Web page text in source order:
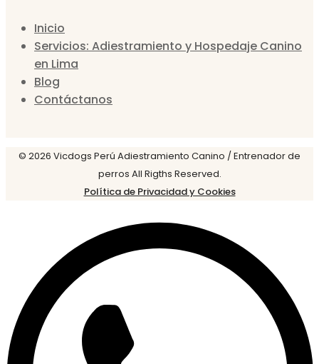
Inicio
Servicios: Adiestramiento y Hospedaje Canino
en Lima
Blog
Contáctanos
© 2026 Vicdogs Perú Adiestramiento Canino / Entrenador de
perros All Rigths Reserved.
Política de Privacidad y Cookies